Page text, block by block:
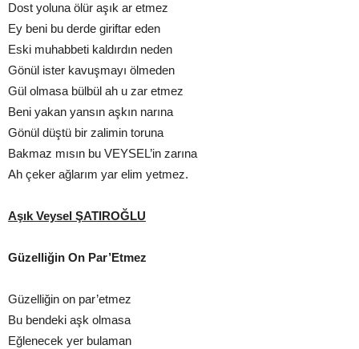
Dost yoluna ölür aşık ar etmez
Ey beni bu derde giriftar eden
Eski muhabbeti kaldırdın neden
Gönül ister kavuşmayı ölmeden
Gül olmasa bülbül ah u zar etmez
Beni yakan yansın aşkın narına
Gönül düştü bir zalimin toruna
Bakmaz mısın bu VEYSEL’in zarına
Ah çeker ağlarım yar elim yetmez.
Aşık Veysel ŞATIROĞLU
Güzelliğin On Par’Etmez
Güzelliğin on par’etmez
Bu bendeki aşk olmasa
Eğlenecek yer bulaman